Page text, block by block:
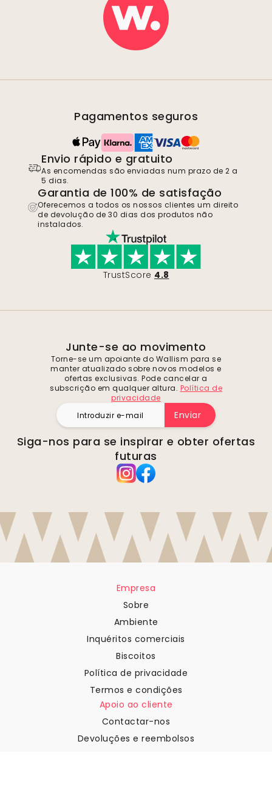
Pagamentos seguros
Envio rápido e gratuito
As encomendas são enviadas num prazo de 2 a
5 dias.
Garantia de 100% de satisfação
Oferecemos a todos os nossos clientes um direito
de devolução de 30 dias dos produtos não
instalados.
TrustScore 4.8
Junte-se ao movimento
Torne-se um apoiante do Wallism para se
manter atualizado sobre novos modelos e
ofertas exclusivas. Pode cancelar a
subscrição em qualquer altura. Política de
privacidade
Enviar
Siga-nos para se inspirar e obter ofertas
futuras
Empresa
Sobre
Ambiente
Inquéritos comerciais
Biscoitos
Política de privacidade
Termos e condições
Apoio ao cliente
Contactar-nos
Devoluções e reembolsos